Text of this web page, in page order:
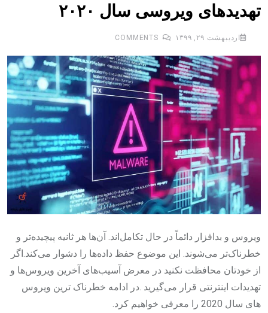
تهدیدهای ویروسی سال ۲۰۲۰
اردیبهشت ۲۹, ۱۳۹۹ ۰
ویروس و بدافزار دائماً در حال تکامل‌اند. آن‌ها هر ثانیه پیچیده‌تر و
خطرناک‌تر می‌شوند. این موضوع حفظ داده‌ها را دشوار می‌کند.اگر
از خودتان محافظت نکنید در معرض آسیب‌های آخرین ویروس‌ها و
تهدیدات اینترنتی قرار می‌گیرید .‌‌در ادامه خطرناک‌ ترین ویروس‌
های سال 2020 را معرفی خواهیم کرد.